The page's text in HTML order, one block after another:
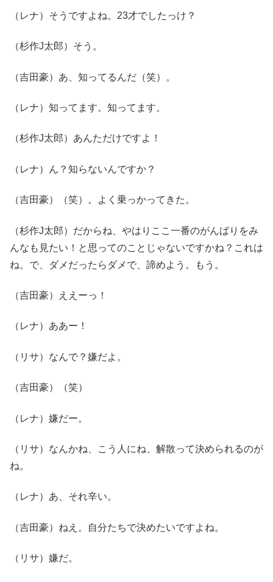
（レナ）そうですよね。23才でしたっけ？
（杉作J太郎）そう。
（吉田豪）あ、知ってるんだ（笑）。
（レナ）知ってます。知ってます。
（杉作J太郎）あんただけですよ！
（レナ）ん？知らないんですか？
（吉田豪）（笑）。よく乗っかってきた。
（杉作J太郎）だからね、やはりここ一番のがんばりをみ
んなも見たい！と思ってのことじゃないですかね？これは
ね。で、ダメだったらダメで、諦めよう。もう。
（吉田豪）ええーっ！
（レナ）ああー！
（リサ）なんで？嫌だよ。
（吉田豪）（笑）
（レナ）嫌だー。
（リサ）なんかね、こう人にね、解散って決められるのが
ね。
（レナ）あ、それ辛い。
（吉田豪）ねえ。自分たちで決めたいですよね。
（リサ）嫌だ。